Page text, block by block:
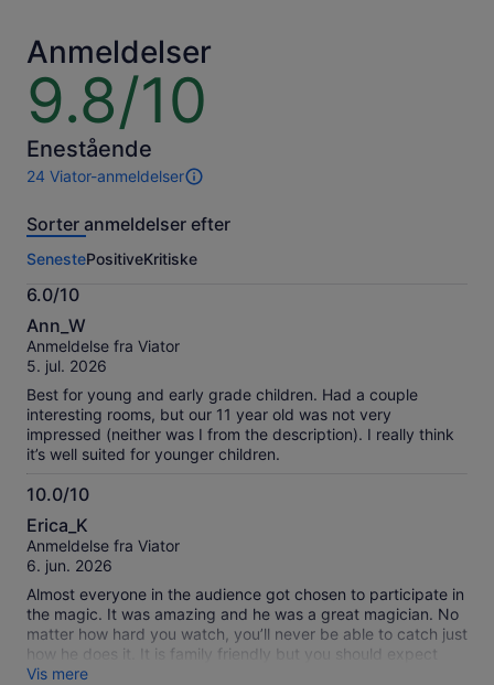
Anmeldelser
9.8/10
9.8
ud
af
10
Enestående
24 Viator-anmeldelser
24
af
oplevelse.
Flere
oplysninger
om
vores
verificerede
Sorter anmeldelser efter
SenestePositiveKritiske
6.0/10
6.0
ud
af
Ann_W
Anmeldelse fra Viator
5. jul. 2026
Best for young and early grade children. Had a couple
interesting rooms, but our 11 year old was not very
impressed (neither was I from the description). I really think
it’s well suited for younger children.
10.0/10
10.0
ud
af
Erica_K
Anmeldelse fra Viator
6. jun. 2026
Almost everyone in the audience got chosen to participate in
the magic. It was amazing and he was a great magician. No
matter how hard you watch, you’ll never be able to catch just
how he does it. It is family friendly but you should expect
frequent jokes that your kids may not understand.
Vis mere